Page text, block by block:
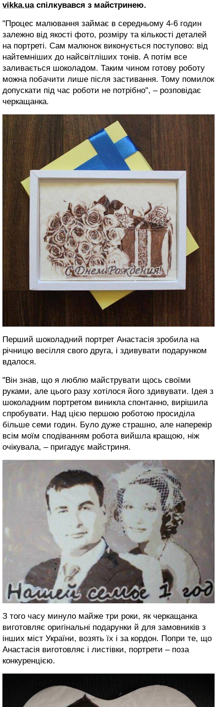
vikka.uaспілкувався з майстринею.
"Процес малювання займає в середньому 4-6 годин
залежно від якості фото, розміру та кількості деталей
на портреті. Сам малюнок виконується поступово: від
найтемніших до найсвітліших тонів. А потім все
заливається шоколадом. Таким чином готову роботу
можна побачити лише після застивання. Тому помилок
допускати під час роботи не потрібно", – розповідає
черкащанка.
Перший шоколадний портрет Анастасія зробила на
річницю весілля свого друга, і здивувати подарунком
вдалося.
"Він знав, що я люблю майструвати щось своїми
руками, але цього разу хотілося його здивувати. Ідея з
шоколадним портретом виникла спонтанно, вирішила
спробувати. Над цією першою роботою просиділа
більше семи годин. Було дуже страшно, але наперекір
всім моїм сподіванням робота вийшла кращою, ніж
очікувала, – пригадує майстриня.
З того часу минуло майже три роки, як черкащанка
виготовляє оригінальні подарунки й для замовників з
інших міст України, возять їх і за кордон. Попри те, що
Анастасія виготовляє і листівки, портрети – поза
конкуренцією.